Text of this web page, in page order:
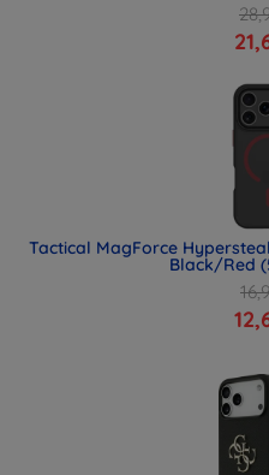
Tactical MagForce
Black/Red